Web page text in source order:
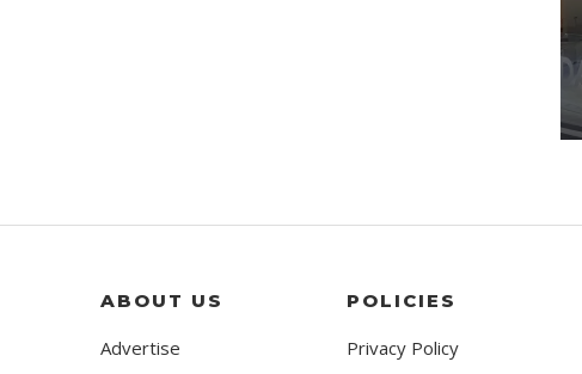
ABOUT US
Advertise
POLICIES
Privacy Policy